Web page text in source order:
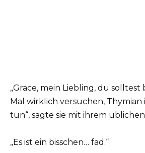
„Grace, mein Liebling, du solltest
Mal wirklich versuchen, Thymian
tun“, sagte sie mit ihrem
„Es ist ein bisschen… fad.“